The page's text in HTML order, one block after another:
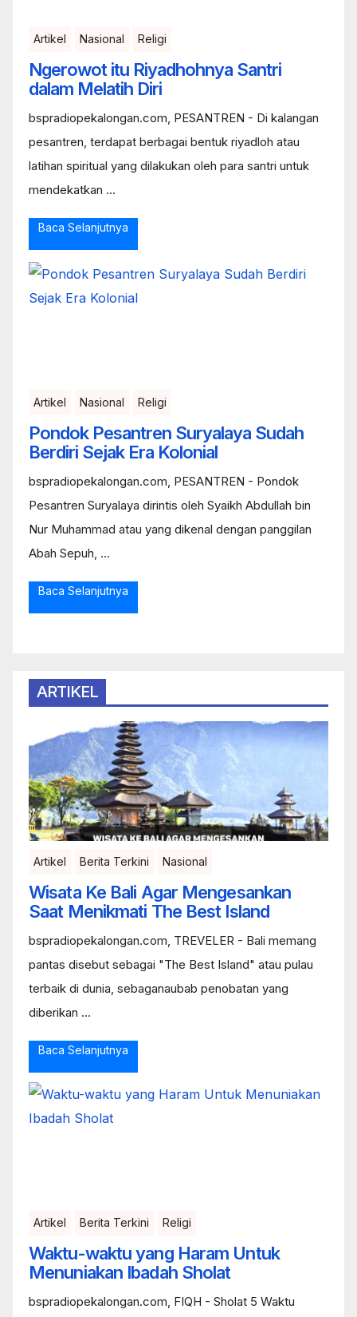
Artikel Nasional Religi
Ngerowot itu Riyadhohnya Santri
dalam Melatih Diri
bspradiopekalongan.com, PESANTREN - Di kalangan
pesantren, terdapat berbagai bentuk riyadloh atau
latihan spiritual yang dilakukan oleh para santri untuk
mendekatkan ...
Baca Selanjutnya
Artikel Nasional Religi
Pondok Pesantren Suryalaya Sudah
Berdiri Sejak Era Kolonial
bspradiopekalongan.com, PESANTREN - Pondok
Pesantren Suryalaya dirintis oleh Syaikh Abdullah bin
Nur Muhammad atau yang dikenal dengan panggilan
Abah Sepuh, ...
Baca Selanjutnya
ARTIKEL
Artikel Berita Terkini Nasional
Wisata Ke Bali Agar Mengesankan
Saat Menikmati The Best Island
bspradiopekalongan.com, TREVELER - Bali memang
pantas disebut sebagai "The Best Island" atau pulau
terbaik di dunia, sebaganaubab penobatan yang
diberikan ...
Baca Selanjutnya
Artikel Berita Terkini Religi
Waktu-waktu yang Haram Untuk
Menuniakan Ibadah Sholat
bspradiopekalongan.com, FIQH - Sholat 5 Waktu